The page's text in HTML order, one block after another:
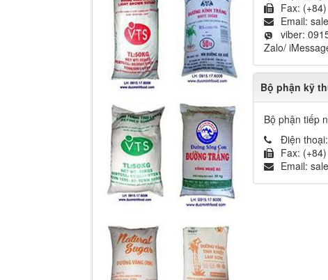
Fax:
Email:
viber:
Zalo/
Bộ phận kỹ
Bộ phận tiếp
Điện thoại:
Fax:
Email: